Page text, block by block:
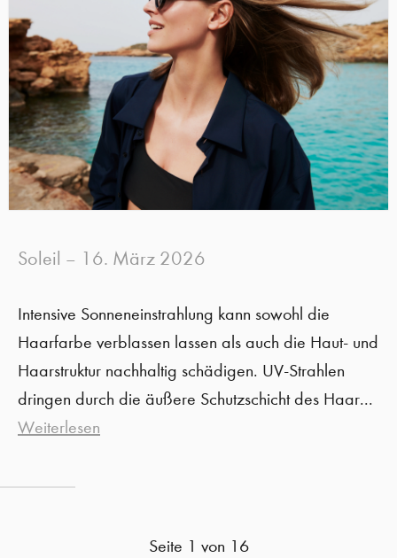
Soleil – 16. März 2026
Intensive Sonneneinstrahlung kann sowohl die
Haarfarbe verblassen lassen als auch die Haut- und
Haarstruktur nachhaltig schädigen. UV-Strahlen
dringen durch die äußere Schutzschicht des Haar...
Weiterlesen
Seite 1 von 16